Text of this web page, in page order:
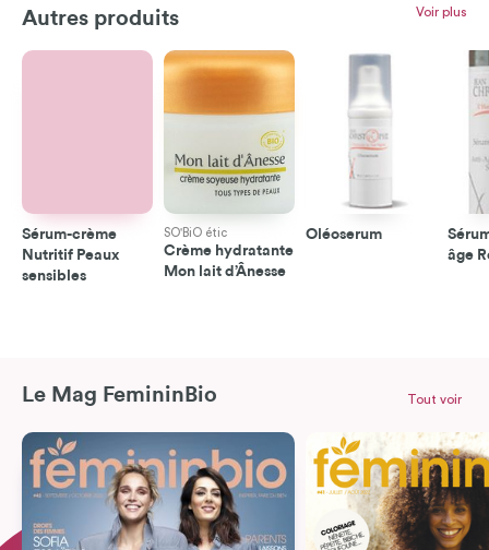
Autres produits Voir plus
Sérum-crème
Nutritif Peaux
sensibles
SO'BiO étic
Crème hydratante
Mon lait d’Ânesse
Oléoserum
âge
Le Mag FemininBio Tout voir